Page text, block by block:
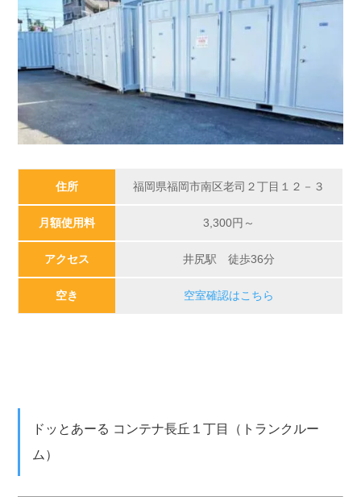
住所 福岡県福岡市南区老司２丁目１２－３
月額使用料 3,300円～
アクセス 井尻駅 徒歩36分
空き 空室確認はこちら
ドッとあーる コンテナ長丘１丁目（トランクルー
ム）